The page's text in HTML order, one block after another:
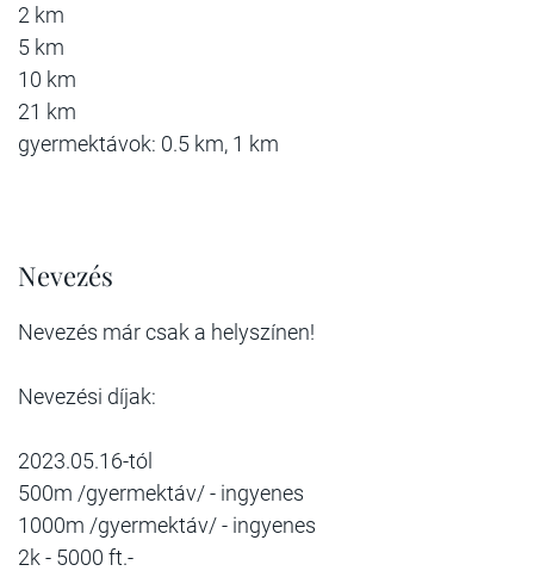
2 km
5 km
10 km
21 km
gyermektávok: 0.5 km, 1 km
Nevezés
Nevezés már csak a helyszínen!
Nevezési díjak:
2023.05.16-tól
500m /gyermektáv/ - ingyenes
1000m /gyermektáv/ - ingyenes
2k - 5000 ft.-